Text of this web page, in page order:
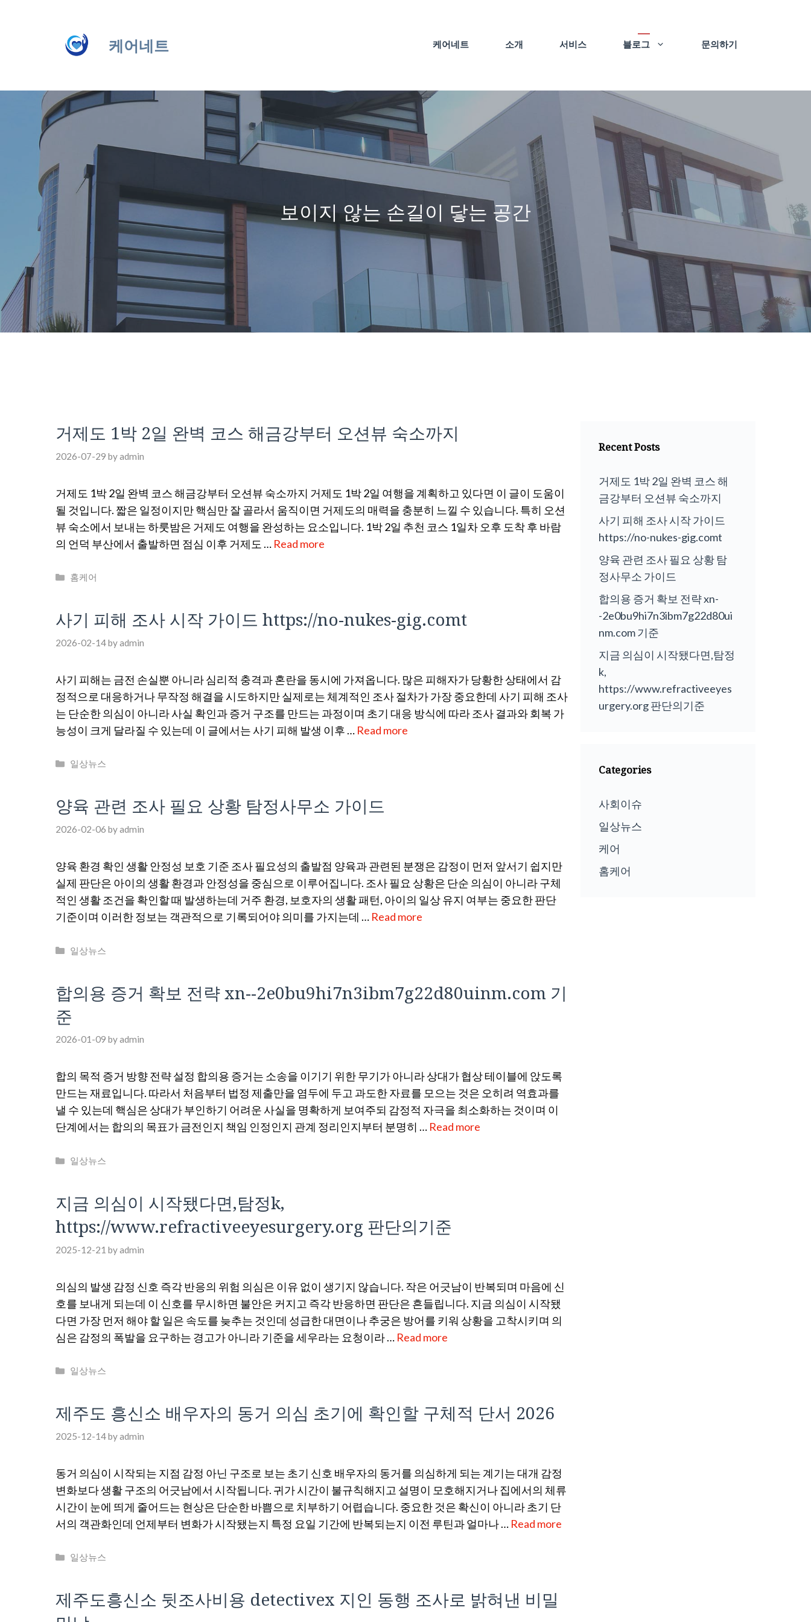
케어네트 케어네트 소개 서비스 블로그 문의하기
보이지 않는 손길이 닿는 공간
거제도 1박 2일 완벽 코스 해금강부터 오션뷰 숙소까지
2026-07-29 byadmin
거제도 1박 2일 완벽 코스 해금강부터 오션뷰 숙소까지 거제도 1박 2일 여행을 계획하고 있다면 이 글이 도움이
될 것입니다. 짧은 일정이지만 핵심만 잘 골라서 움직이면 거제도의 매력을 충분히 느낄 수 있습니다. 특히 오션
뷰 숙소에서 보내는 하룻밤은 거제도 여행을 완성하는 요소입니다. 1박 2일 추천 코스 1일차 오후 도착 후 바람
의 언덕 부산에서 출발하면 점심 이후 거제도 … Read more
Categories
홈케어
사기 피해 조사 시작 가이드 https://no-nukes-gig.comt
2026-02-14byadmin
사기 피해는 금전 손실뿐 아니라 심리적 충격과 혼란을 동시에 가져옵니다. 많은 피해자가 당황한 상태에서 감
정적으로 대응하거나 무작정 해결을 시도하지만 실제로는 체계적인 조사 절차가 가장 중요한데 사기 피해 조사
는 단순한 의심이 아니라 사실 확인과 증거 구조를 만드는 과정이며 초기 대응 방식에 따라 조사 결과와 회복 가
능성이 크게 달라질 수 있는데 이 글에서는 사기 피해 발생 이후 … Read more
Categories
일상뉴스
양육 관련 조사 필요 상황 탐정사무소 가이드
2026-02-06 byadmin
양육 환경 확인 생활 안정성 보호 기준 조사 필요성의 출발점 양육과 관련된 분쟁은 감정이 먼저 앞서기 쉽지만
실제 판단은 아이의 생활 환경과 안정성을 중심으로 이루어집니다. 조사 필요 상황은 단순 의심이 아니라 구체
적인 생활 조건을 확인할 때 발생하는데 거주 환경, 보호자의 생활 패턴, 아이의 일상 유지 여부는 중요한 판단
기준이며 이러한 정보는 객관적으로 기록되어야 의미를 가지는데 … Read more
Categories
일상뉴스
합의용 증거 확보 전략 xn--2e0bu9hi7n3ibm7g22d80uinm.com 기
준
2026-01-09 byadmin
합의 목적 증거 방향 전략 설정 합의용 증거는 소송을 이기기 위한 무기가 아니라 상대가 협상 테이블에 앉도록
만드는 재료입니다. 따라서 처음부터 법정 제출만을 염두에 두고 과도한 자료를 모으는 것은 오히려 역효과를
낼 수 있는데 핵심은 상대가 부인하기 어려운 사실을 명확하게 보여주되 감정적 자극을 최소화하는 것이며 이
단계에서는 합의의 목표가 금전인지 책임 인정인지 관계 정리인지부터 분명히 … Read more
Categories
일상뉴스
지금 의심이 시작됐다면,탐정k,
https://www.refractiveeyesurgery.org 판단의기준
2025-12-21 byadmin
의심의 발생 감정 신호 즉각 반응의 위험 의심은 이유 없이 생기지 않습니다. 작은 어긋남이 반복되며 마음에 신
호를 보내게 되는데 이 신호를 무시하면 불안은 커지고 즉각 반응하면 판단은 흔들립니다. 지금 의심이 시작됐
다면 가장 먼저 해야 할 일은 속도를 늦추는 것인데 성급한 대면이나 추궁은 방어를 키워 상황을 고착시키며 의
심은 감정의 폭발을 요구하는 경고가 아니라 기준을 세우라는 요청이라 … Read more
Categories
일상뉴스
제주도 흥신소 배우자의 동거 의심 초기에 확인할 구체적 단서 2026
2025-12-14byadmin
동거 의심이 시작되는 지점 감정 아닌 구조로 보는 초기 신호 배우자의 동거를 의심하게 되는 계기는 대개 감정
변화보다 생활 구조의 어긋남에서 시작됩니다. 귀가 시간이 불규칙해지고 설명이 모호해지거나 집에서의 체류
시간이 눈에 띄게 줄어드는 현상은 단순한 바쁨으로 치부하기 어렵습니다. 중요한 것은 확신이 아니라 초기 단
서의 객관화인데 언제부터 변화가 시작됐는지 특정 요일 기간에 반복되는지 이전 루틴과 얼마나 … Read more
Categories
일상뉴스
제주도흥신소 뒷조사비용 detectivex 지인 동행 조사로 밝혀낸 비밀
Recent Posts
거제도 1박 2일 완벽 코스 해
금강부터 오션뷰 숙소까지
사기 피해 조사 시작 가이드
https://no-nukes-gig.comt
양육 관련 조사 필요 상황 탐
정사무소 가이드
합의용 증거 확보 전략 xn-
-2e0bu9hi7n3ibm7g22d80ui
nm.com 기준
지금 의심이 시작됐다면,탐정
k,
https://www.refractiveeyes
urgery.org 판단의기준
Categories
사회이슈
일상뉴스
케어
홈케어